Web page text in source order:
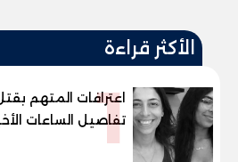
الأكثر قراءة
1
اعترافات المتهم
تفاصيل الساعات
حادثة» حتى إطلاق النار